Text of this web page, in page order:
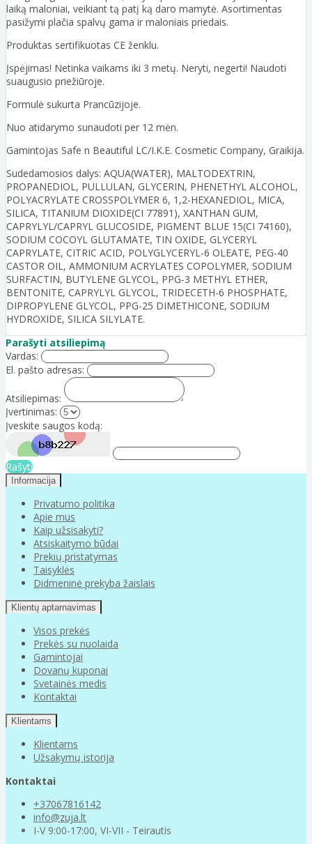
laiką maloniai, veikiant tą patį ką daro mamytė. Asortimentas
pasižymi plačia spalvų gama ir maloniais priedais.
Produktas sertifikuotas CE ženklu.
Įspėjimas! Netinka vaikams iki 3 metų. Neryti, negerti! Naudoti
suaugusio priežiūroje.
Formulė sukurta Prancūzijoje.
Nuo atidarymo sunaudoti per 12 mėn.
Gamintojas Safe n Beautiful LC/I.K.E. Cosmetic Company, Graikija.
Sudedamosios dalys: AQUA(WATER), MALTODEXTRIN,
PROPANEDIOL, PULLULAN, GLYCERIN, PHENETHYL ALCOHOL,
POLYACRYLATE CROSSPOLYMER 6, 1,2-HEXANEDIOL, MICA,
SILICA, TITANIUM DIOXIDE(CI 77891), XANTHAN GUM,
CAPRYLYL/CAPRYL GLUCOSIDE, PIGMENT BLUE 15(CI 74160),
SODIUM COCOYL GLUTAMATE, TIN OXIDE, GLYCERYL
CAPRYLATE, CITRIC ACID, POLYGLYCERYL-6 OLEATE, PEG-40
CASTOR OIL, AMMONIUM ACRYLATES COPOLYMER, SODIUM
SURFACTIN, BUTYLENE GLYCOL, PPG-3 METHYL ETHER,
BENTONITE, CAPRYLYL GLYCOL, TRIDECETH-6 PHOSPHATE,
DIPROPYLENE GLYCOL, PPG-25 DIMETHICONE, SODIUM
HYDROXIDE, SILICA SILYLATE.
Parašyti atsiliepimą
Vardas:
El. pašto adresas:
Atsiliepimas:
Įvertinimas:
Įveskite saugos kodą:
Rašyti
Informacija
Privatumo politika
Apie mus
Kaip užsisakyti?
Atsiskaitymo būdai
Prekių pristatymas
Taisyklės
Didmeninė prekyba žaislais
Klientų aptarnavimas
Visos prekės
Prekės su nuolaida
Gamintojai
Dovanų kuponai
Svetainės medis
Kontaktai
Klientams
Klientams
Užsakymų istorija
Kontaktai
+37067816142
info@zuja.lt
I-V 9:00-17:00, VI-VII - Teirautis